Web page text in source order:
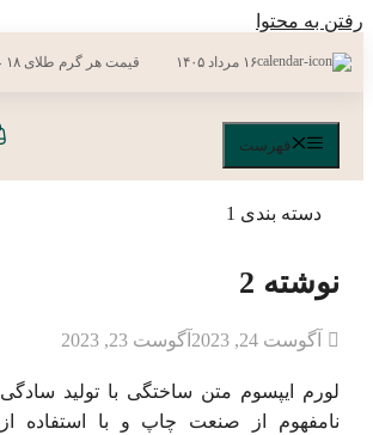
رفتن به محتوا
۱۶ مرداد ۱۴۰۵ قیمت هر گرم طلای ۱۸ عیار :
فهرست
دسته بندی 1
نوشته 2
آگوست 24, 2023 آگوست 23, 2023
لورم ایپسوم متن ساختگی با تولید سادگی
نامفهوم از صنعت چاپ و با استفاده از